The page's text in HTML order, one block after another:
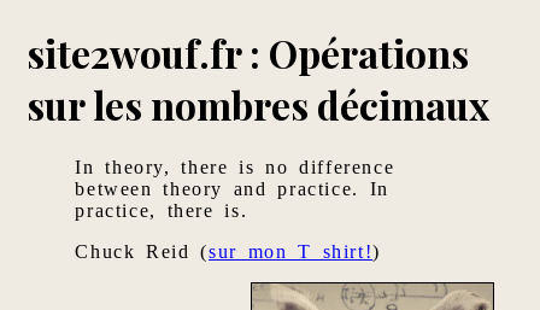
site2wouf.fr : Opérations
sur les nombres décimaux
In theory, there is no difference
between theory and practice. In
practice, there is.
Chuck Reid (sur mon T shirt!)